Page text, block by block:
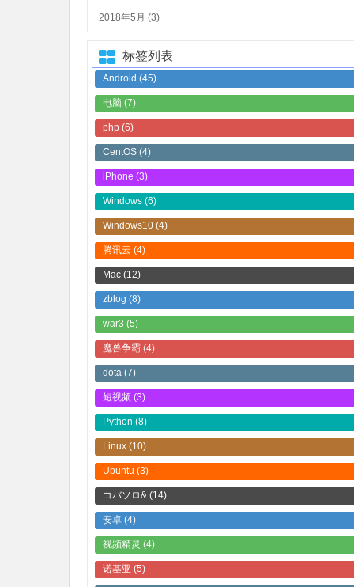
2018年5月 (3)
标签列表
Android (45)
电脑 (7)
php (6)
CentOS (4)
iPhone (3)
Windows (6)
Windows10 (4)
腾讯云 (4)
Mac (12)
zblog (8)
war3 (5)
魔兽争霸 (4)
dota (7)
短视频 (3)
Python (8)
Linux (10)
Ubuntu (3)
コバソロ& (14)
安卓 (4)
视频精灵 (4)
诺基亚 (5)